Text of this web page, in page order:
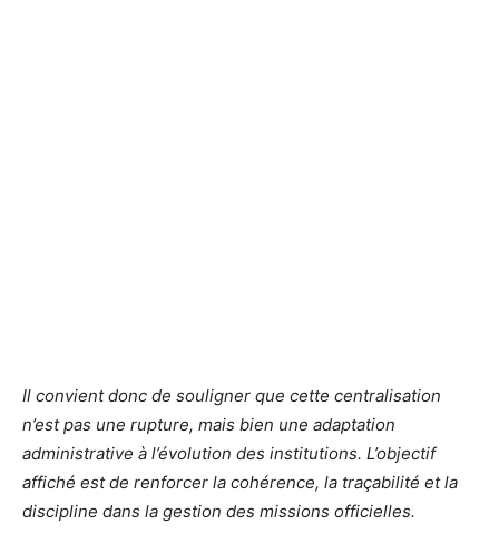
Il convient donc de souligner que cette centralisation
n’est pas une rupture, mais bien une adaptation
administrative à l’évolution des institutions. L’objectif
affiché est de renforcer la cohérence, la traçabilité et la
discipline dans la gestion des missions officielles.